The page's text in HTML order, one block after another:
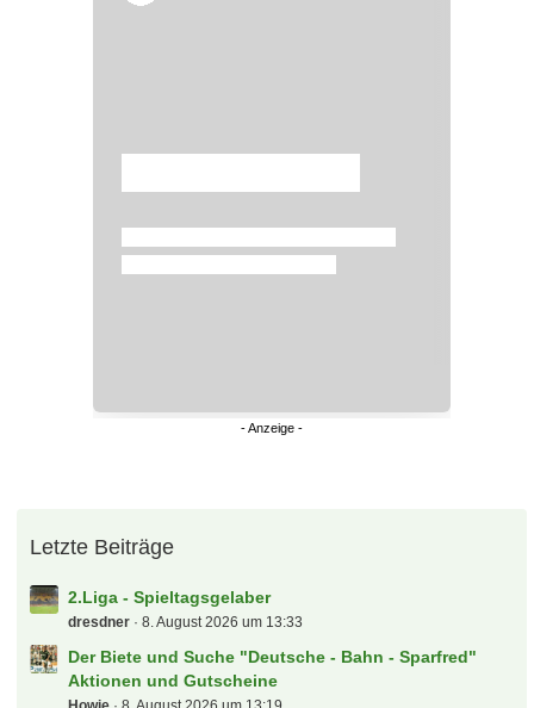
Letzte Beiträge
2.Liga - Spieltagsgelaber
dresdner 8. August 2026 um 13:33
Der Biete und Suche "Deutsche - Bahn - Sparfred"
Aktionen und Gutscheine